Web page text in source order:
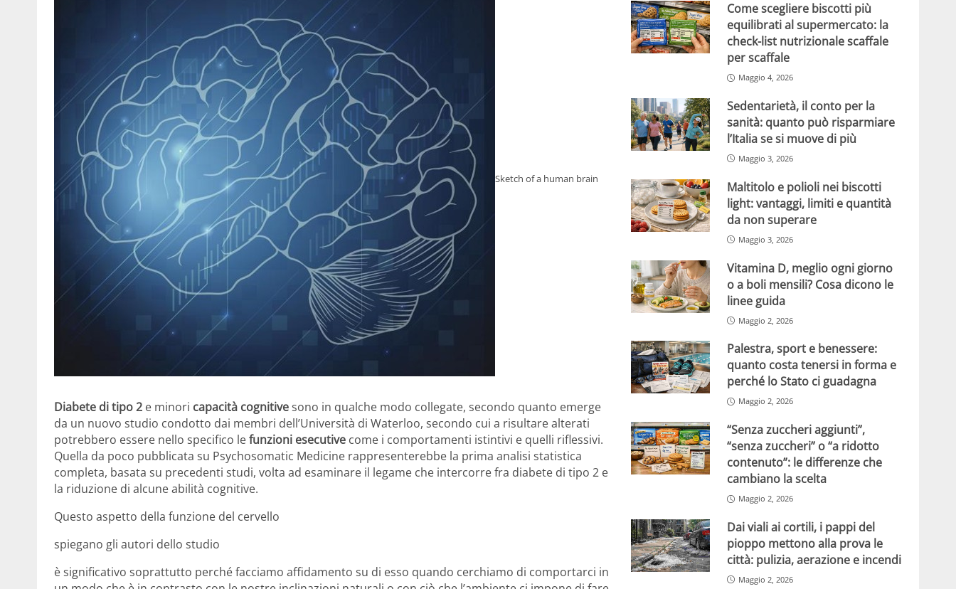
Sketch of a human brain
Diabete di tipo 2 e minori capacità cognitivesono in qualche modo collegate, secondo quanto emerge
da un nuovo studio condotto dai membri dell’Università di Waterloo, secondo cui a risultare alterati
potrebbero essere nello specifico lefunzioni esecutive come i comportamenti istintivi e quelli riflessivi.
Quella da poco pubblicata su Psychosomatic Medicine rappresenterebbe la prima analisi statistica
completa, basata su precedenti studi, volta ad esaminare il legame che intercorre fra diabete di tipo 2 e
la riduzione di alcune abilità cognitive.
Questo aspetto della funzione del cervello
spiegano gli autori dello studio
è significativo soprattutto perché facciamo affidamento su di esso quando cerchiamo di comportarci in
Come scegliere biscotti più
equilibrati al supermercato: la
check-list nutrizionale scaffale
per scaffale
Maggio 4, 2026
Sedentarietà, il conto per la
sanità: quanto può risparmiare
l’Italia se si muove di più
Maggio 3, 2026
Maltitolo e polioli nei biscotti
light: vantaggi, limiti e quantità
da non superare
Maggio 3, 2026
Vitamina D, meglio ogni giorno
o a boli mensili? Cosa dicono le
linee guida
Maggio 2, 2026
Palestra, sport e benessere:
quanto costa tenersi in forma e
perché lo Stato ci guadagna
Maggio 2, 2026
“Senza zuccheri aggiunti”,
“senza zuccheri” o “a ridotto
contenuto”: le differenze che
cambiano la scelta
Maggio 2, 2026
Dai viali ai cortili, i pappi del
pioppo mettono alla prova le
città: pulizia, aerazione e incendi
Maggio 2, 2026